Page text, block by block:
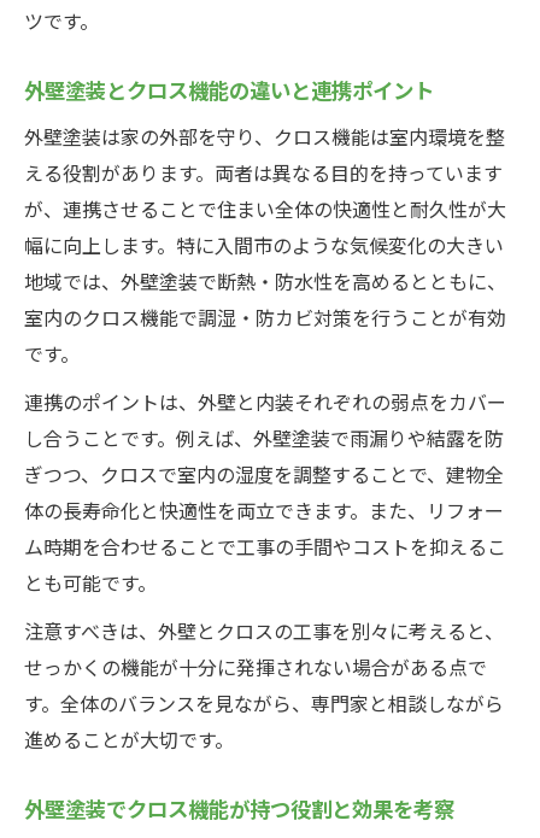
ツです。
外壁塗装とクロス機能の違いと連携ポイント
外壁塗装は家の外部を守り、クロス機能は室内環境を整
える役割があります。両者は異なる目的を持っています
が、連携させることで住まい全体の快適性と耐久性が大
幅に向上します。特に入間市のような気候変化の大きい
地域では、外壁塗装で断熱・防水性を高めるとともに、
室内のクロス機能で調湿・防カビ対策を行うことが有効
です。
連携のポイントは、外壁と内装それぞれの弱点をカバー
し合うことです。例えば、外壁塗装で雨漏りや結露を防
ぎつつ、クロスで室内の湿度を調整することで、建物全
体の長寿命化と快適性を両立できます。また、リフォー
ム時期を合わせることで工事の手間やコストを抑えるこ
とも可能です。
注意すべきは、外壁とクロスの工事を別々に考えると、
せっかくの機能が十分に発揮されない場合がある点で
す。全体のバランスを見ながら、専門家と相談しながら
進めることが大切です。
外壁塗装でクロス機能が持つ役割と効果を考察